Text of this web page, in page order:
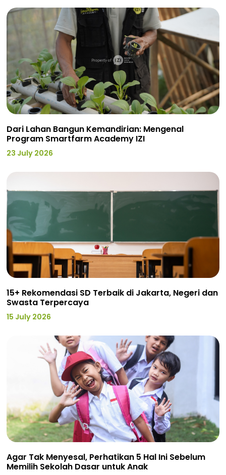
Dari Lahan Bangun Kemandirian: Mengenal
Program Smartfarm Academy IZI
23 July 2026
15+ Rekomendasi SD Terbaik di Jakarta, Negeri dan
Swasta Terpercaya
15 July 2026
Agar Tak Menyesal, Perhatikan 5 Hal Ini Sebelum
Memilih Sekolah Dasar untuk Anak